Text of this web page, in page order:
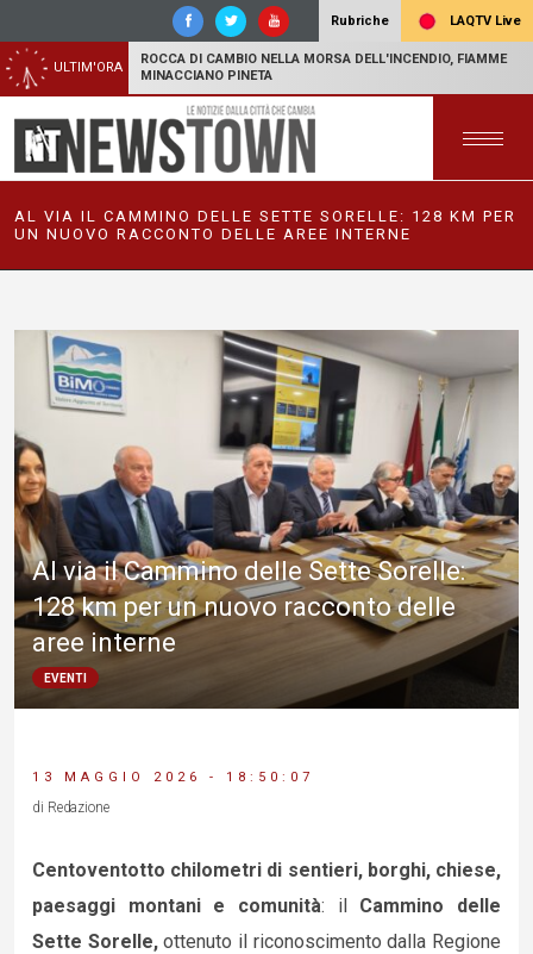
Rubriche LAQTV Live
ULTIM'ORA
ROCCA DI CAMBIO NELLA MORSA DELL'INCENDIO, FIAMME
MINACCIANO PINETA
AL VIA IL CAMMINO DELLE SETTE SORELLE: 128 KM PER
UN NUOVO RACCONTO DELLE AREE INTERNE
Al via il Cammino delle Sette Sorelle:
128 km per un nuovo racconto delle
aree interne
EVENTI
13 MAGGIO 2026 - 18:50:07
di Redazione
Centoventotto chilometri di sentieri, borghi, chiese,
paesaggi montani e comunità: il Cammino delle
Sette Sorelle,ottenuto il riconoscimento dalla Regione